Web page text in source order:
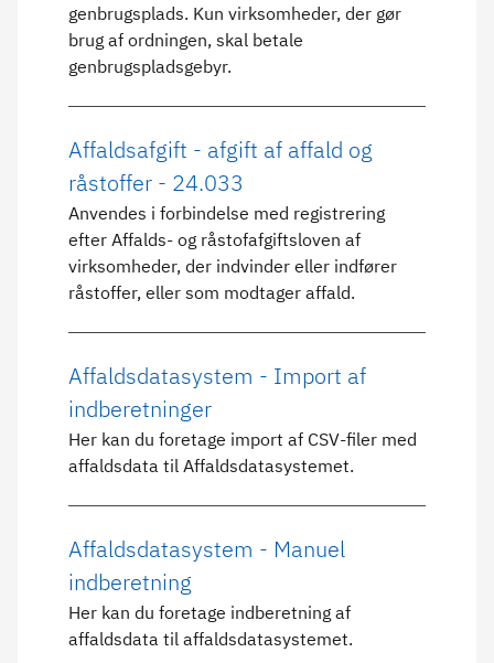
genbrugsplads. Kun virksomheder, der gør
brug af ordningen, skal betale
genbrugspladsgebyr.
Affaldsafgift - afgift af affald og
råstoffer - 24.033
Anvendes i forbindelse med registrering
efter Affalds- og råstofafgiftsloven af
virksomheder, der indvinder eller indfører
råstoffer, eller som modtager affald.
Affaldsdatasystem - Import af
indberetninger
Her kan du foretage import af CSV-filer med
affaldsdata til Affaldsdatasystemet.
Affaldsdatasystem - Manuel
indberetning
Her kan du foretage indberetning af
affaldsdata til affaldsdatasystemet.